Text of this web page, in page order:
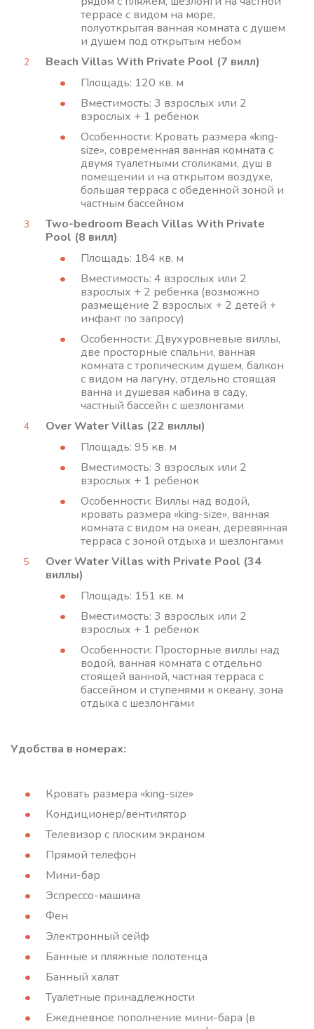
террасе с видом на море,
полуоткрытая ванная комната с душем
и душем под открытым небом
Beach Villas With Private Pool (7 вилл)
Площадь: 120 кв. м
Вместимость: 3 взрослых или 2
взрослых + 1 ребенок
Особенности: Кровать размера «king-
size», современная ванная комната с
двумя туалетными столиками, душ в
помещении и на открытом воздухе,
большая терраса с обеденной зоной и
частным бассейном
Two-bedroom Beach Villas With Private
Pool (8 вилл)
Площадь: 184 кв. м
Вместимость: 4 взрослых или 2
взрослых + 2 ребенка (возможно
размещение 2 взрослых + 2 детей +
инфант по запросу)
Особенности: Двухуровневые виллы,
две просторные спальни, ванная
комната с тропическим душем, балкон
с видом на лагуну, отдельно стоящая
ванна и душевая кабина в саду,
частный бассейн с шезлонгами
Over Water Villas (22 виллы)
Площадь: 95 кв. м
Вместимость: 3 взрослых или 2
взрослых + 1 ребенок
Особенности: Виллы над водой,
кровать размера «king-size», ванная
комната с видом на океан, деревянная
терраса с зоной отдыха и шезлонгами
Over Water Villas with Private Pool (34
виллы)
Площадь: 151 кв. м
Вместимость: 3 взрослых или 2
взрослых + 1 ребенок
Особенности: Просторные виллы над
водой, ванная комната с отдельно
стоящей ванной, частная терраса с
бассейном и ступенями к океану, зона
отдыха с шезлонгами
Удобства в номерах:
Кровать размера «king-size»
Кондиционер/вентилятор
Телевизор с плоским экраном
Прямой телефон
Мини-бар
Эспрессо-машина
Фен
Электронный сейф
Банные и пляжные полотенца
Банный халат
Туалетные принадлежности
Ежедневное пополнение мини-бара (в